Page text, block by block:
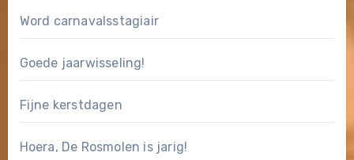
Word carnavalsstagiair
Goede jaarwisseling!
Fijne kerstdagen
Hoera, De Rosmolen is jarig!